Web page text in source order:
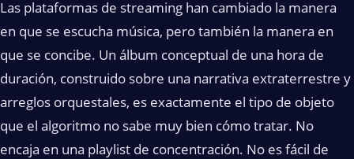
Las plataformas de streaming han cambiado la manera
en que se escucha música, pero también la manera en
que se concibe. Un álbum conceptual de una hora de
duración, construido sobre una narrativa extraterrestre y
arreglos orquestales, es exactamente el tipo de objeto
que el algoritmo no sabe muy bien cómo tratar. No
encaja en una playlist de concentración. No es fácil de